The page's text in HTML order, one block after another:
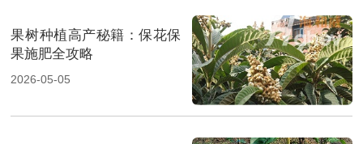
果树种植高产秘籍：保花保
果施肥全攻略
2026-05-05